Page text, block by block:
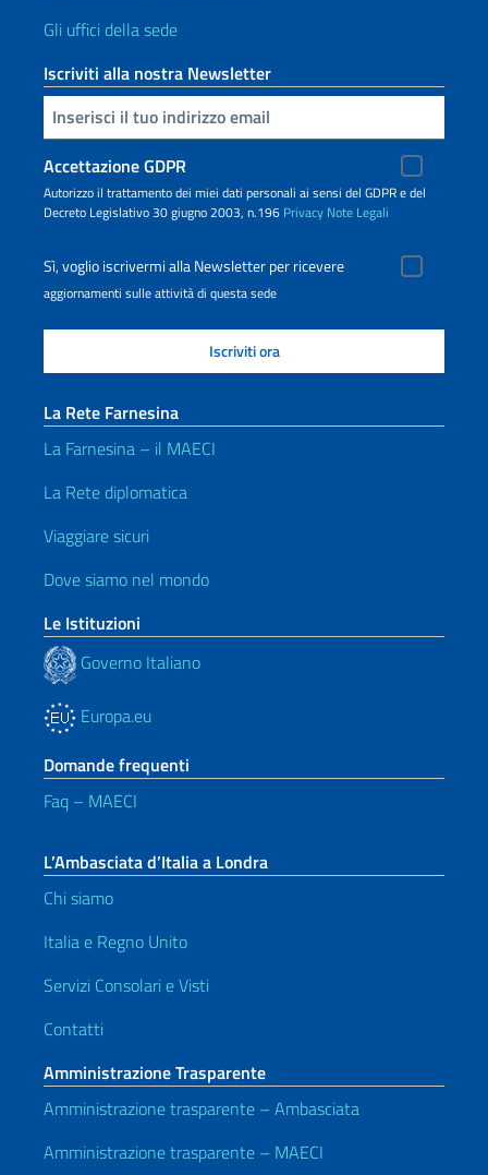
Gli uffici della sede
Iscriviti alla nostra Newsletter
Inserisci la tua email
Accettazione GDPR
Autorizzo il trattamento dei miei dati personali ai sensi del GDPR e del
Decreto Legislativo 30 giugno 2003, n.196 Privacy Note Legali
Sì, voglio iscrivermi alla Newsletter per ricevere
aggiornamenti sulle attività di questa sede
La Rete Farnesina
La Farnesina – il MAECI
La Rete diplomatica
Viaggiare sicuri
Dove siamo nel mondo
Le Istituzioni
Governo Italiano
Europa.eu
Domande frequenti
Faq – MAECI
L’Ambasciata d’Italia a Londra
Chi siamo
Italia e Regno Unito
Servizi Consolari e Visti
Contatti
Amministrazione Trasparente
Amministrazione trasparente – Ambasciata
Amministrazione trasparente – MAECI